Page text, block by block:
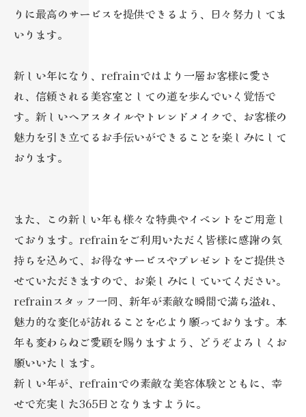
りに最高のサービスを提供できるよう、日々努力してま
いります。
新しい年になり、refrainではより一層お客様に愛さ
れ、信頼される美容室としての道を歩んでいく覚悟で
す。新しいヘアスタイルやトレンドメイクで、お客様の
魅力を引き立てるお手伝いができることを楽しみにして
おります。
また、この新しい年も様々な特典やイベントをご用意し
ております。refrainをご利用いただく皆様に感謝の気
持ちを込めて、お得なサービスやプレゼントをご提供さ
せていただきますので、お楽しみにしていてください。
refrainスタッフ一同、新年が素敵な瞬間で満ち溢れ、
魅力的な変化が訪れることを心より願っております。本
年も変わらぬご愛顧を賜りますよう、どうぞよろしくお
願いいたします。
新しい年が、refrainでの素敵な美容体験とともに、幸
せで充実した365日となりますように。